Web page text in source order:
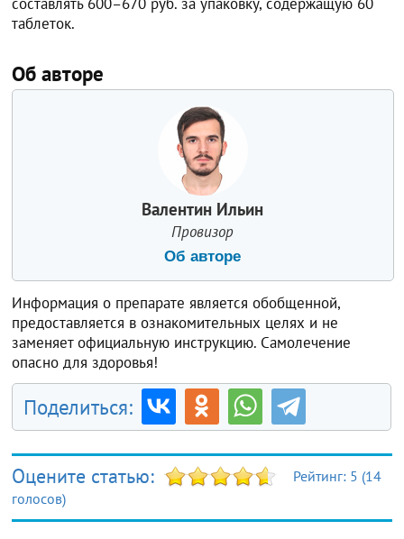
таблеток.
Об авторе
Валентин Ильин
Провизор
Об авторе
Информация о препарате является обобщенной,
предоставляется в ознакомительных целях и не
заменяет официальную инструкцию. Самолечение
опасно для здоровья!
Поделиться:
Оцените статью: Рейтинг: 5 (14
голосов)